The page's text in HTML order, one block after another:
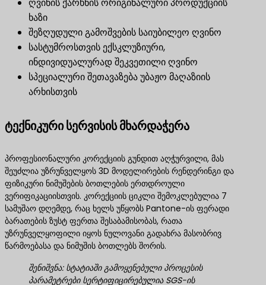
ღვინის ქარხნის ორიგინალური პროდუქციის
ხაზი
შეზღუდული გამოშვების საიუბილეო ღვინო
სასტუმროსთვის ექსკლუზიური,
ინდივიდუალურად შეკვეთილი ღვინო
სპეციალური შეთავაზება უბაჟო მაღაზიის
არხისთვის
ტექნიკური სერვისის მხარდაჭერა
პროფესიონალური კორექციის გუნდით აღჭურვილი, მას
შეუძლია უზრუნველყოს 3D მოდელირების რენდერინგი და
ფიზიკური ნიმუშების ბოთლების ერთდროული
ვერიფიკაციისთვის. კორექციის ციკლი შემოკლებულია 7
სამუშაო დღემდე, რაც ხელს უწყობს Pantone-ის ფერადი
ბარათების ზუსტ ფერთა შესაბამისობას, რათა
უზრუნველყოფილი იყოს ნულოვანი გადახრა მასობრივ
წარმოებასა და ნიმუშის ბოთლებს შორის.
შენიშვნა: სტატიაში გამოყენებული პროცესის
პარამეტრები სერტიფიცირებულია SGS-ის